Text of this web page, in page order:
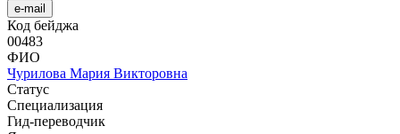
e-mail
Код бейджа
00483
ФИО
Чурилова Мария Викторовна
Статус
Специализация
Гид-переводчик